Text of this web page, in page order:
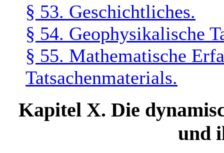
§ 53. Geschichtliches.
§ 54. Geophysikalische
§ 55. Mathematische
Tatsachenmaterials.
Kapitel X. Die
und